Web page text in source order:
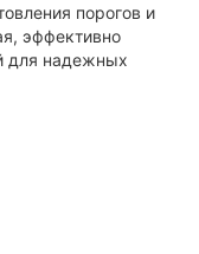
порогов и
эффективно
для надежных